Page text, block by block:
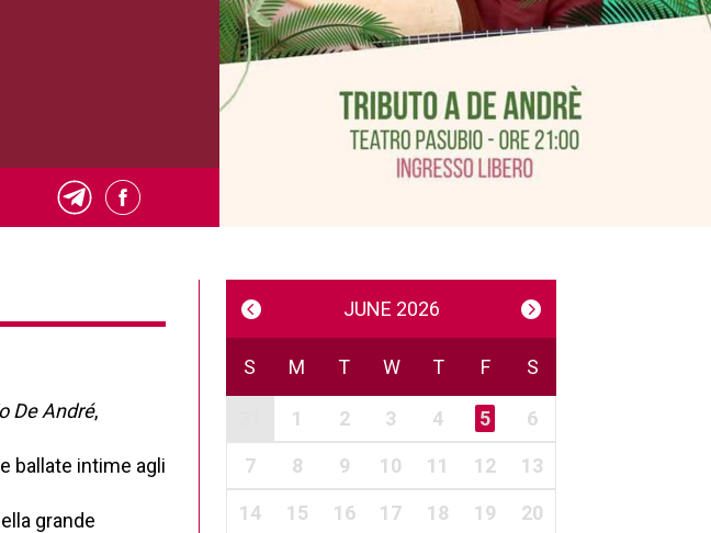
De André,
ballate intime agli
grande
JUNE 2026
S M T W T F S
1 2 3 4 5 6
7 8 9 10 11 12 13
14 15 16 17 18 19 20